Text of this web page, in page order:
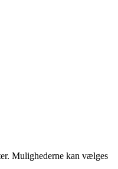
Mulighederne kan vælges